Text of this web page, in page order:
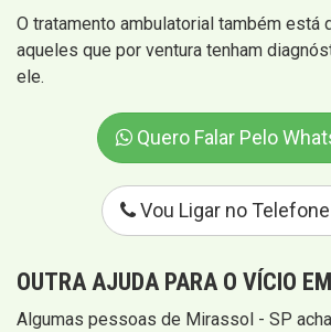
O tratamento ambulatorial também está
aqueles que por ventura tenham
ele.
Quero Falar Pelo
Vou Ligar no
OUTRA AJUDA PARA O VÍCIO
Algumas pessoas de Mirassol - SP